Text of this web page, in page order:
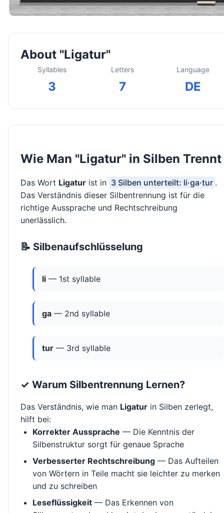
About "Ligatur"
Syllables
3
Letters
7
Language
DE
Wie Man "Ligatur" in Silben Trennt
Das Wort Ligatur ist in 3 Silben unterteilt: li·ga·tur .
Das Verständnis dieser Silbentrennung ist für die
richtige Aussprache und Rechtschreibung
unerlässlich.
📝 Silbenaufschlüsselung
li — 1st syllable
ga — 2nd syllable
tur — 3rd syllable
✓ Warum Silbentrennung Lernen?
Das Verständnis, wie man Ligatur in Silben zerlegt,
hilft bei:
Korrekter Aussprache — Die Kenntnis der
Silbenstruktur sorgt für genaue Sprache
Verbesserter Rechtschreibung — Das Aufteilen
von Wörtern in Teile macht sie leichter zu merken
und zu schreiben
Leseflüssigkeit — Das Erkennen von